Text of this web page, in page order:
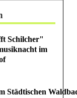
Schilcher"
im